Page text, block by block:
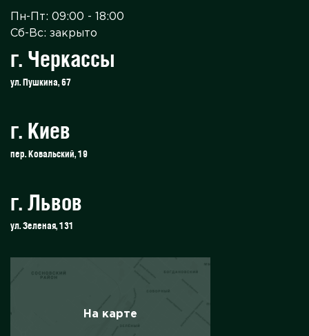
Пн-Пт: 09:00 - 18:00
Сб-Вс: закрыто
г. Черкассы
ул. Пушкина, 67
г. Киев
пер. Ковальский, 19
г. Львов
ул. Зеленая, 131
На карте